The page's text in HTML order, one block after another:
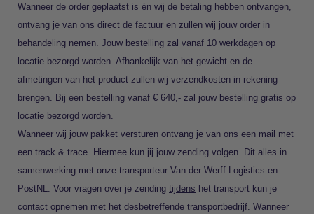
Wanneer de order geplaatst is én wij de betaling hebben ontvangen,
ontvang je van ons direct de factuur en zullen wij jouw order in
behandeling nemen. Jouw bestelling zal vanaf 10 werkdagen op
locatie bezorgd worden. Afhankelijk van het gewicht en de
afmetingen van het product zullen wij verzendkosten in rekening
brengen. Bij een bestelling vanaf € 640,- zal jouw bestelling gratis op
locatie bezorgd worden.
Wanneer wij jouw pakket versturen ontvang je van ons een mail met
een track & trace. Hiermee kun jij jouw zending volgen. Dit alles in
samenwerking met onze transporteur Van der Werff Logistics en
PostNL. Voor vragen over je zending tijdens het transport kun je
contact opnemen met het desbetreffende transportbedrijf. Wanneer